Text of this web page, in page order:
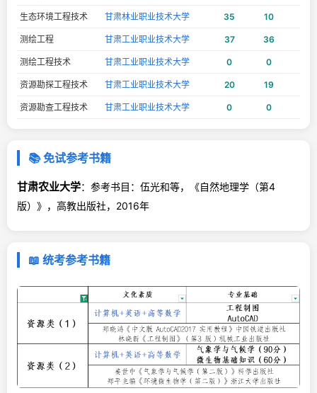
生态环境工程技术 甘肃林业职业技术大学 35 10
测绘工程 甘肃工业职业技术大学 37 36
测绘工程技术 甘肃工业职业技术大学 0 0
资源勘探工程技术 甘肃工业职业技术大学 20 19
资源勘查工程技术 甘肃工业职业技术大学 0 0
📚 免试参考书籍
甘肃农业大学：参考书目：伍光和等，《自然地理学（第4
版）》，高教出版社，2016年
📖 统考参考书籍